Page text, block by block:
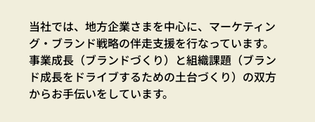
当社では、地方企業さまを中心に、マーケティン
グ・ブランド戦略の伴走支援を行なっています。
事業成長（ブランドづくり）と組織課題（ブラン
ド成長をドライブするための土台づくり）の双方
からお手伝いをしています。